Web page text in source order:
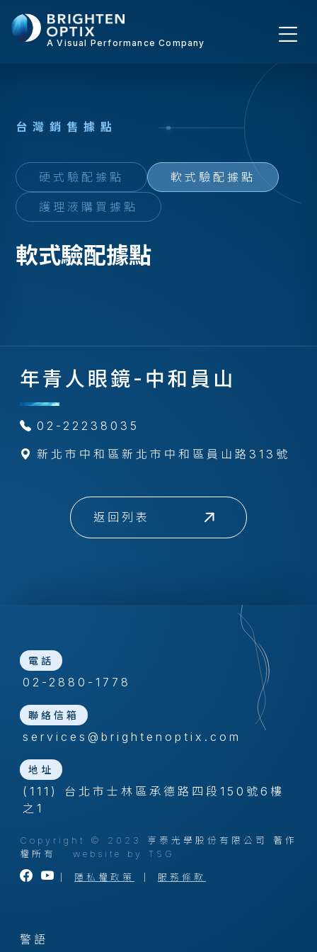
A Visual Performance Company
台灣銷 售據點
硬式驗配據點 軟式驗配據點
護理液購買據點
軟式驗配據點
年青人眼鏡-中和員山
02-22238035
新北市中和區新北市中和區員山路313號
返回列表
電話
02-2880-1778
聯絡信箱
services@brightenoptix.com
地址
(111) 台北市士林區承德路四段150號6樓
之1
Copyright © 2023 亨泰光學股份有限公司 著作
權所有 website by TSG
隱私權政策 服務條款
警語